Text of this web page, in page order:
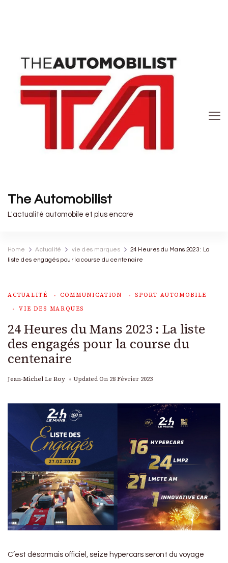
The Automobilist
L'actualité automobile et plus encore
Home Actualité vie des marques
24 Heures du Mans 2023 : La
liste des engagés pour la course du centenaire
ACTUALITÉ COMMUNICATION
SPORT AUTOMOBILE
VIE DES MARQUES
24 Heures du Mans 2023 : La liste
des engagés pour la course du
centenaire
Jean-Michel Le Roy Updated On 28 Février 2023
C’est désormais officiel, seize hypercars seront du voyage